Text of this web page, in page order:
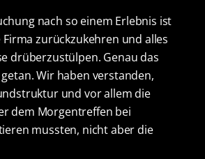
nach so einem Erlebnis ist
Firma zurückzukehren und alles
drüberzustülpen. Genau das
Wir haben verstanden,
und vor allem die
dem Morgentreffen bei
mussten, nicht aber die